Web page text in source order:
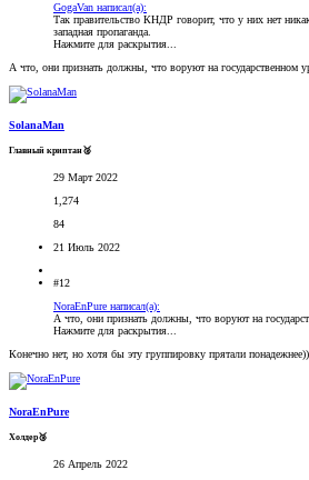
GogaVan написал(а):
Так правительство КНДР говорит, что у них нет
западная пропаганда.
Нажмите для раскрытия...
А что, они признать должны, что воруют на государственном
SolanaMan
Главный криптан🥈
29 Март 2022
1,274
84
21 Июль 2022
#12
NoraEnPure написал(а):
А что, они признать должны, что воруют на
Нажмите для раскрытия...
Конечно нет, но хотя бы эту группировку прятали
NoraEnPure
Холдер🥉
26 Апрель 2022